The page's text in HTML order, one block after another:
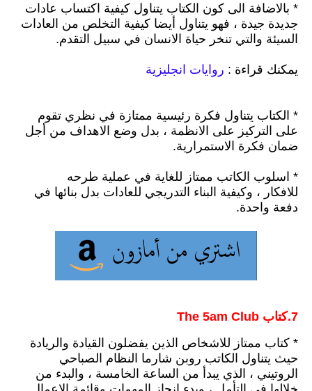
* بالاضافة الى كون الكتاب يتناول كيفية اكتساب عادات
جديدة جيدة ، فهو يتناول أيضا كيفية التخلص من العادات
السيئة والتي تنخر حياة الانسان في سبيل التقدم.
يمكنك قراءة : روايات انجليزية
* الكتاب يتناول فكرة رئيسية ممتازة في نظري تقوم
على التركيز على الانظمة ، بدل وضع الاهداف من أجل
ضمان فكرة الاستمرارية.
* اسلوب الكاتب ممتاز للغاية في عملية طرحه
للافكار ، وكيفية البناء التدريجي للعادات بدل بنائها في
دفعة واحدة.
7.كتاب ‎The ‎5‎am Club‎
* كتاب ممتاز للاشخاص الذين يفضلون القيادة والريادة
حيث يتناول الكاتب روبن شارما النظام الصباحي
الروتيني ، الذي يبدأ من الساعة الخامسة ، والبدء من